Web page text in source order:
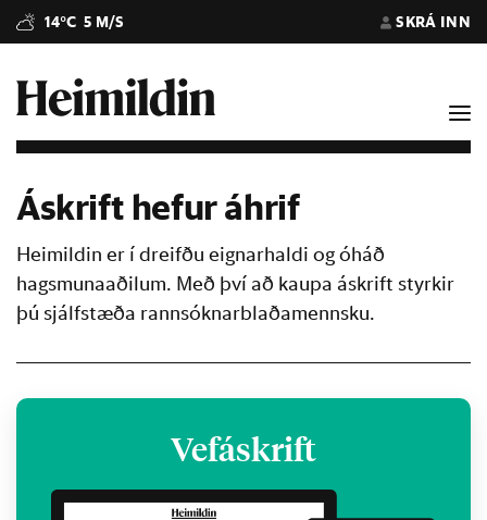
14°C 5 M/S SKRÁ INN
Áskrift hefur áhrif
Heimildin er í dreifðu eignarhaldi og óháð
hagsmunaaðilum. Með því að kaupa áskrift styrkir
þú sjálfstæða rannsóknarblaðamennsku.
Vefáskrift